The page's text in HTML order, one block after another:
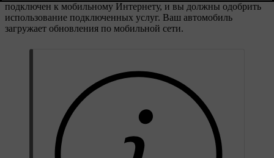
подключен к мобильному Интернету, и вы должны одобрить
использование подключенных услуг. Ваш автомобиль
загружает обновления по мобильной сети.